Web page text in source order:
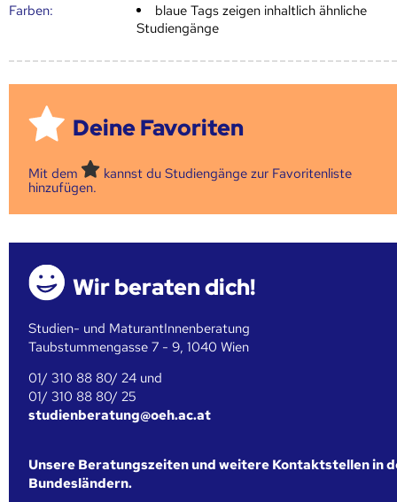
Farben:
blaue Tags zeigen inhaltlich ähnliche
Studiengänge
Deine Favoriten
Mit dem
kannst du Studiengänge zur Favoritenliste
hinzufügen.
Wir beraten dich!
Studien- und MaturantInnenberatung
Taubstummengasse 7 - 9, 1040 Wien
01/ 310 88 80/ 24 und
01/ 310 88 80/ 25
studienberatung@oeh.ac.at
Unsere Beratungszeiten und weitere Kontaktstellen in
Bundesländern.